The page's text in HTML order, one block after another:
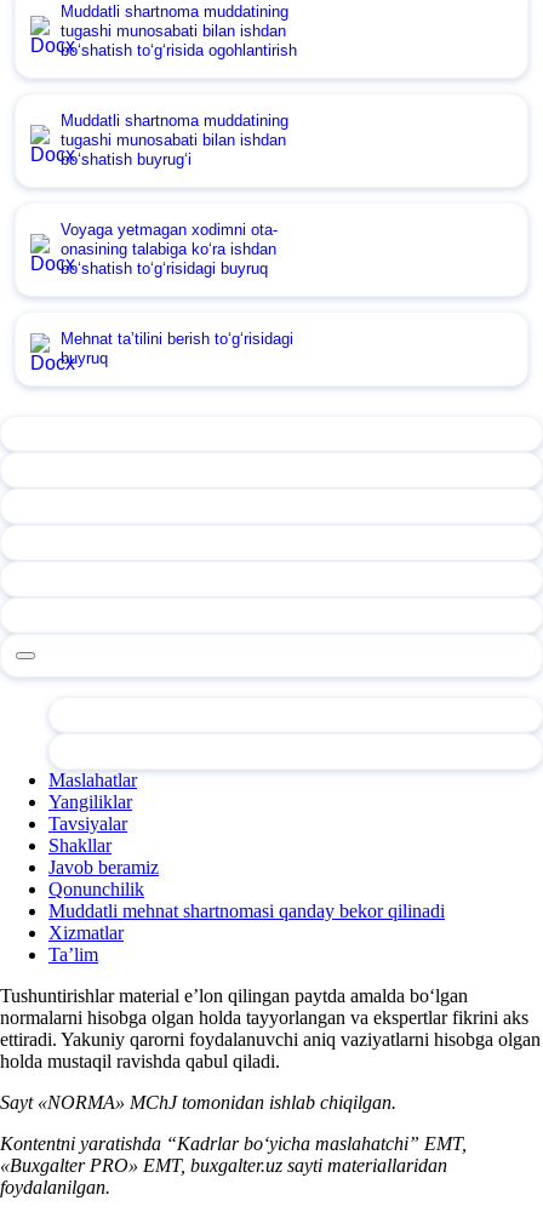
Muddatli shartnoma muddatining
tugashi munosabati bilan ishdan
boʻshatish toʻgʻrisida ogohlantirish
Muddatli shartnoma muddatining
tugashi munosabati bilan ishdan
boʻshatish buyrugʻi
Voyaga yetmagan хodimni ota-
onasining talabiga koʻra ishdan
boʻshatish toʻgʻrisidagi buyruq
Mehnat ta’tilini berish toʻgʻrisidagi
buyruq
Maslahatlar
Yangiliklar
Tavsiyalar
Shakllar
Javob beramiz
Qonunchilik
Muddatli mehnat shartnomasi qanday bekor qilinadi
Xizmatlar
Ta’lim
Tushuntirishlar material e’lon qilingan paytda amalda boʻlgan
normalarni hisobga olgan holda tayyorlangan va ekspertlar fikrini aks
ettiradi. Yakuniy qarorni foydalanuvchi aniq vaziyatlarni hisobga olgan
holda mustaqil ravishda qabul qiladi.
Sayt «NORMA» MChJ tomonidan ishlab chiqilgan.
Kontentni yaratishda “Kadrlar boʻyicha maslahatchi” EMT,
«Buxgalter PRO» EMT, buxgalter.uz sayti materiallaridan
foydalanilgan.